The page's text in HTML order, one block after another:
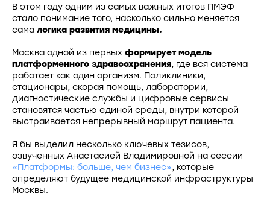
В этом году одним из самых важных итогов ПМЭФ
стало понимание того, насколько сильно меняется
сама логика развития медицины.
Москва одной из первых формирует модель
платформенного здравоохранения, где вся система
работает как один организм. Поликлиники,
стационары, скорая помощь, лаборатории,
диагностические службы и цифровые сервисы
становятся частью единой среды, внутри которой
выстраивается непрерывный маршрут пациента.
Я бы выделил несколько ключевых тезисов,
озвученных Анастасией Владимировной на сессии
«Платформы: больше, чем бизнес», которые
определяют будущее медицинской инфраструктуры
Москвы.